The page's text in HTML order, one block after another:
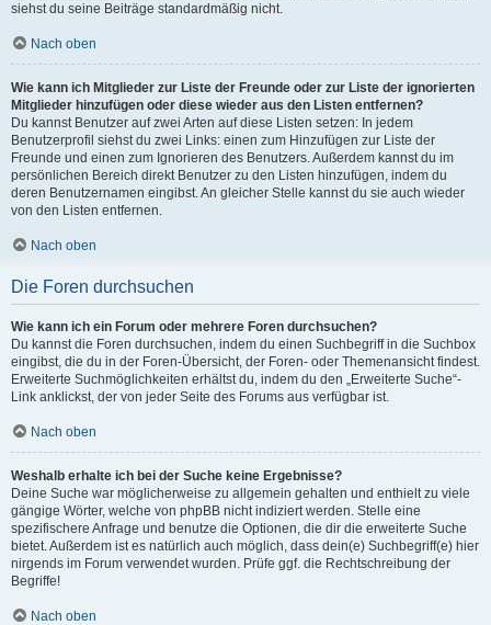
siehst du seine Beiträge standardmäßig nicht.
Nach oben
Wie kann ich Mitglieder zur Liste der Freunde oder zur Liste der ignorierten
Mitglieder hinzufügen oder diese wieder aus den Listen entfernen?
Du kannst Benutzer auf zwei Arten auf diese Listen setzen: In jedem
Benutzerprofil siehst du zwei Links: einen zum Hinzufügen zur Liste der
Freunde und einen zum Ignorieren des Benutzers. Außerdem kannst du im
persönlichen Bereich direkt Benutzer zu den Listen hinzufügen, indem du
deren Benutzernamen eingibst. An gleicher Stelle kannst du sie auch wieder
von den Listen entfernen.
Nach oben
Die Foren durchsuchen
Wie kann ich ein Forum oder mehrere Foren durchsuchen?
Du kannst die Foren durchsuchen, indem du einen Suchbegriff in die Suchbox
eingibst, die du in der Foren-Übersicht, der Foren- oder Themenansicht findest.
Erweiterte Suchmöglichkeiten erhältst du, indem du den „Erweiterte Suche“-
Link anklickst, der von jeder Seite des Forums aus verfügbar ist.
Nach oben
Weshalb erhalte ich bei der Suche keine Ergebnisse?
Deine Suche war möglicherweise zu allgemein gehalten und enthielt zu viele
gängige Wörter, welche von phpBB nicht indiziert werden. Stelle eine
spezifischere Anfrage und benutze die Optionen, die dir die erweiterte Suche
bietet. Außerdem ist es natürlich auch möglich, dass dein(e) Suchbegriff(e) hier
nirgends im Forum verwendet wurden. Prüfe ggf. die Rechtschreibung der
Begriffe!
Nach oben